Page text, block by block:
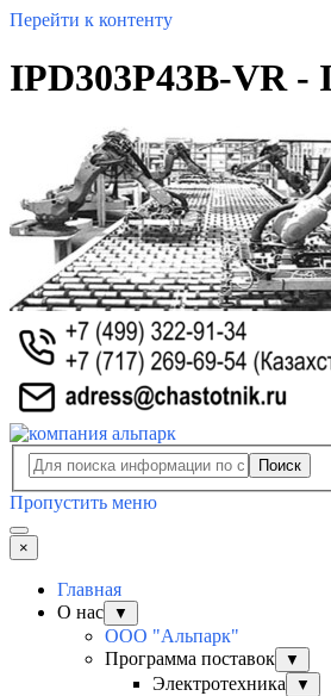
Перейти к контенту
IPD303P43B-VR -
Поиск
Пропустить меню
×
Главная
О нас
▼
ООО "Альпарк"
Программа поставок
▼
Электротехника ▼